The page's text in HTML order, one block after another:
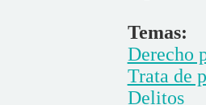
Temas:
Derecho
Trata de
Delitos